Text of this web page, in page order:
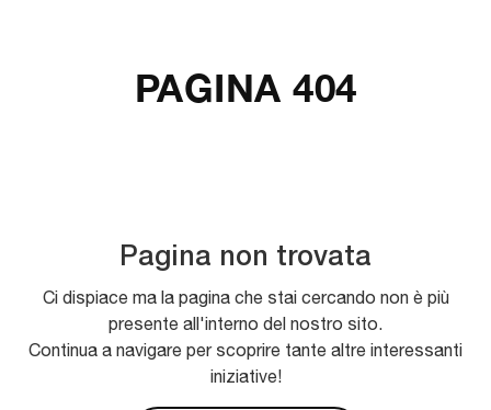
PAGINA 404
Pagina non trovata
Ci dispiace ma la pagina che stai cercando non è più
presente all'interno del nostro sito.
Continua a navigare per scoprire tante altre interessanti
iniziative!